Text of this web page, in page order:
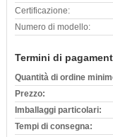
Certificazione:
Numero di modello:
Termini di
Quantità di ordine
Prezzo:
Imballaggi particolari:
Tempi di consegna: